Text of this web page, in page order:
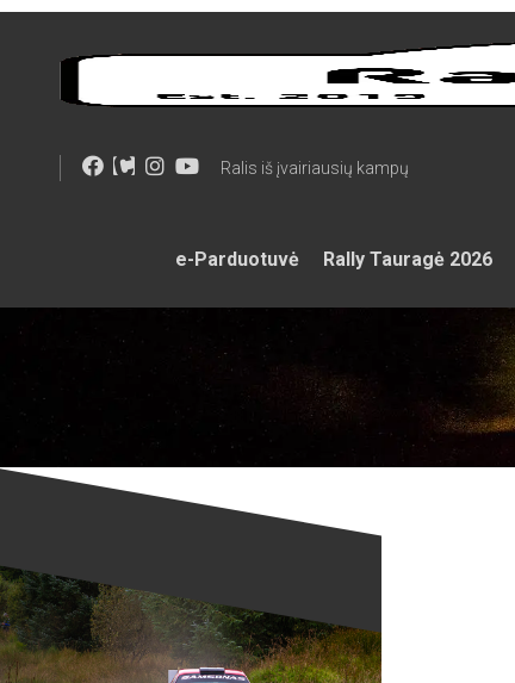
Skip
content
Ralis iš įvairiausių kampų
e-Parduotuvė Rally Tauragė 2026